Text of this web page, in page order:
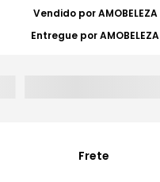
Vendido porAMOBELEZA
Entregue porAMOBELEZA
Frete